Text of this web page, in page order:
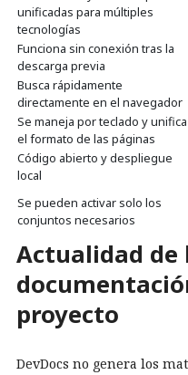
unificadas para múltiples
tecnologías
Funciona sin conexión tras la
descarga previa
Busca rápidamente
directamente en el navegador
Se maneja por teclado y unifica
el formato de las páginas
Código abierto y despliegue
local
Se pueden activar solo los
conjuntos necesarios
Actualidad de
proyecto
DevDocs no genera los